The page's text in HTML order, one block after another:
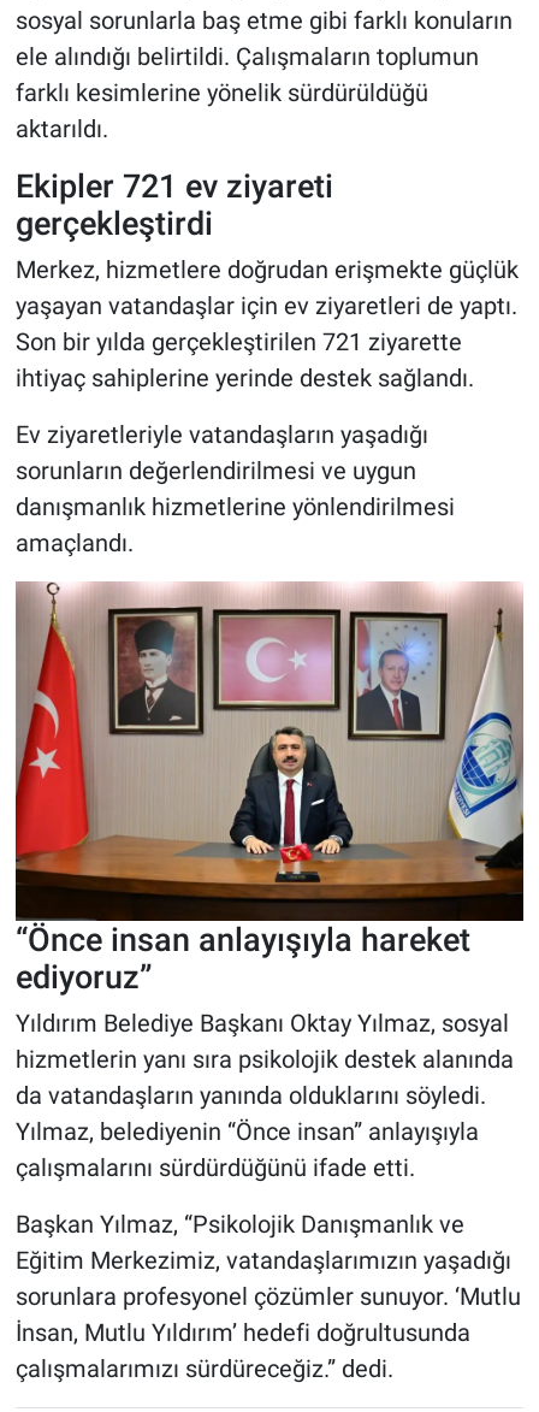
sosyal sorunlarla baş etme gibi farklı konuların
ele alındığı belirtildi. Çalışmaların toplumun
farklı kesimlerine yönelik sürdürüldüğü
aktarıldı.
Ekipler 721 ev ziyareti
gerçekleştirdi
Merkez, hizmetlere doğrudan erişmekte güçlük
yaşayan vatandaşlar için ev ziyaretleri de yaptı.
Son bir yılda gerçekleştirilen 721 ziyarette
ihtiyaç sahiplerine yerinde destek sağlandı.
Ev ziyaretleriyle vatandaşların yaşadığı
sorunların değerlendirilmesi ve uygun
danışmanlık hizmetlerine yönlendirilmesi
amaçlandı.
“Önce insan anlayışıyla hareket
ediyoruz”
Yıldırım Belediye Başkanı Oktay Yılmaz, sosyal
hizmetlerin yanı sıra psikolojik destek alanında
da vatandaşların yanında olduklarını söyledi.
Yılmaz, belediyenin “Önce insan” anlayışıyla
çalışmalarını sürdürdüğünü ifade etti.
Başkan Yılmaz, “Psikolojik Danışmanlık ve
Eğitim Merkezimiz, vatandaşlarımızın yaşadığı
sorunlara profesyonel çözümler sunuyor. ‘Mutlu
İnsan, Mutlu Yıldırım’ hedefi doğrultusunda
çalışmalarımızı sürdüreceğiz.” dedi.